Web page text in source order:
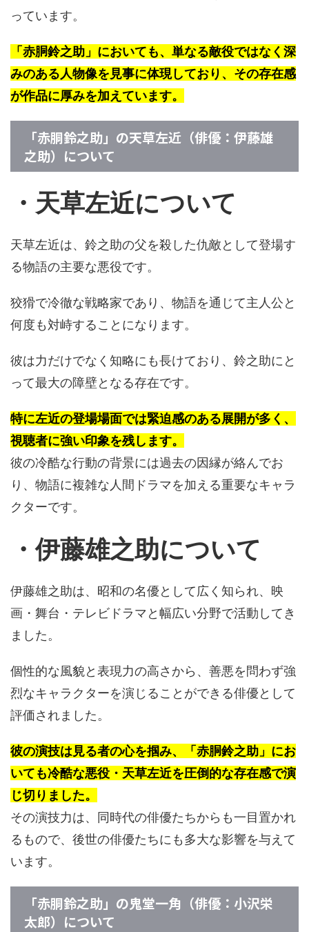
っています。
「赤胴鈴之助」においても、単なる敵役ではなく深
みのある人物像を見事に体現しており、その存在感
が作品に厚みを加えています。
「赤胴鈴之助」の天草左近（俳優：伊藤雄
之助）について
・天草左近について
天草左近は、鈴之助の父を殺した仇敵として登場す
る物語の主要な悪役です。
狡猾で冷徹な戦略家であり、物語を通じて主人公と
何度も対峙することになります。
彼は力だけでなく知略にも長けており、鈴之助にと
って最大の障壁となる存在です。
特に左近の登場場面では緊迫感のある展開が多く、
視聴者に強い印象を残します。
彼の冷酷な行動の背景には過去の因縁が絡んでお
り、物語に複雑な人間ドラマを加える重要なキャラ
クターです。
・伊藤雄之助について
伊藤雄之助は、昭和の名優として広く知られ、映
画・舞台・テレビドラマと幅広い分野で活動してき
ました。
個性的な風貌と表現力の高さから、善悪を問わず強
烈なキャラクターを演じることができる俳優として
評価されました。
彼の演技は見る者の心を掴み、「赤胴鈴之助」にお
いても冷酷な悪役・天草左近を圧倒的な存在感で演
じ切りました。
その演技力は、同時代の俳優たちからも一目置かれ
るもので、後世の俳優たちにも多大な影響を与えて
います。
「赤胴鈴之助」の鬼堂一角（俳優：小沢栄
太郎）について